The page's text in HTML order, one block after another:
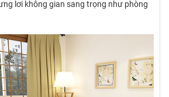
lơi không gian sang trọng như phòng